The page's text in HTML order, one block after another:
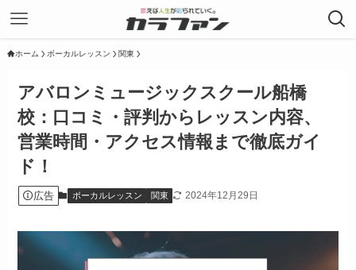
ホーム ボーカルレッスン 関東
アバロンミュージックスクール船橋
校：口コミ・評判からレッスン内容、
営業時間・アクセス情報まで徹底ガイ
ド！
広告 ボーカルレッスン 関東 2024年12月29日